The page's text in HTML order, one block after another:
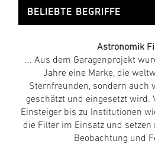
BELIEBTE BEGRIFFE
Astronomik
... Aus dem Garagenprojekt
Jahre eine Marke, die
Sternfreunden, sondern auch
geschätzt und eingesetzt wird.
Einsteiger bis zu Institutionen
die Filter im Einsatz und setzen
Beobachtung und